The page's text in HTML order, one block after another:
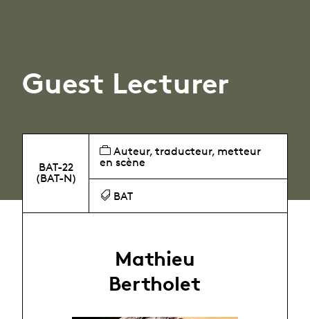
Guest Lecturer
BAT-22
(BAT-N)
Auteur, traducteur, metteur
en scène
BAT
Mathieu
Bertholet